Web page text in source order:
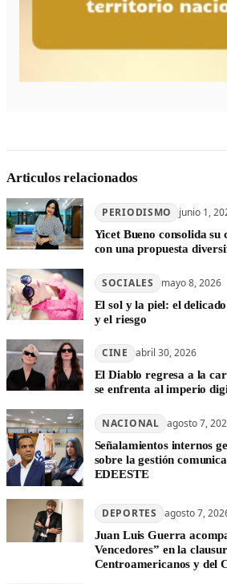
Articulos relacionados
PERIODISMO junio 1,
Yicet Bueno consolida
con una propuesta
SOCIALES mayo 8, 2026
El sol y la piel: el
y el riesgo
CINE abril 30, 2026
El Diablo regresa a la
se enfrenta al imperio
NACIONAL agosto 7,
Señalamientos internos
sobre la gestión
EDEESTE
DEPORTES agosto 7,
Juan Luis Guerra
Vencedores” en la
Centroamericanos y del